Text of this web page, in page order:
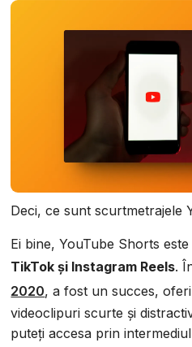
Deci, ce sunt scurtmetrajele
Ei bine, YouTube Shorts este
TikTok și Instagram Reels.
2020, a fost un succes,
videoclipuri scurte și
puteți accesa prin